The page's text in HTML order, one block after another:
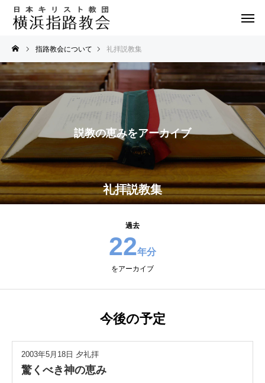
指路教会について 礼拝説教集
礼拝説教集
説教の恵みをアーカイブ
過去
22年分
をアーカイブ
今後の予定
2003年5月18日 夕礼拝
驚くべき神の恵み